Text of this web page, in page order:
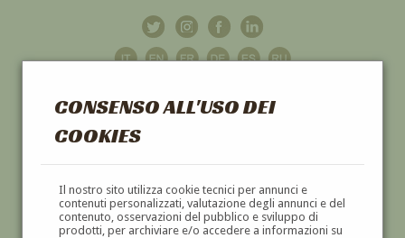
CONSENSO ALL'USO DEI
COOKIES
Il nostro sito utilizza cookie tecnici per annunci e
contenuti personalizzati, valutazione degli annunci e del
contenuto, osservazioni del pubblico e sviluppo di
prodotti, per archiviare e/o accedere a informazioni su
GALLERIAD'ARTE
DIPINTI E SCULTURE '800 E '900